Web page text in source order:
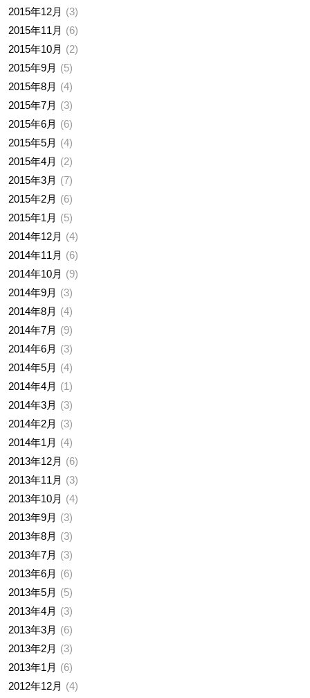
2015年12月
3
2015年11月
6
2015年10月
2
2015年9月
5
2015年8月
4
2015年7月
3
2015年6月
6
2015年5月
4
2015年4月
2
2015年3月
7
2015年2月
6
2015年1月
5
2014年12月
4
2014年11月
6
2014年10月
9
2014年9月
3
2014年8月
4
2014年7月
9
2014年6月
3
2014年5月
4
2014年4月
1
2014年3月
3
2014年2月
3
2014年1月
4
2013年12月
6
2013年11月
3
2013年10月
4
2013年9月
3
2013年8月
3
2013年7月
3
2013年6月
6
2013年5月
5
2013年4月
3
2013年3月
6
2013年2月
3
2013年1月
6
2012年12月
4